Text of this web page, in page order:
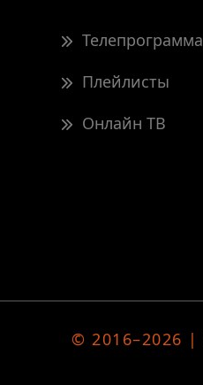
Телепрограмма
Плейлисты
Онлайн ТВ
© 2016–2026 |